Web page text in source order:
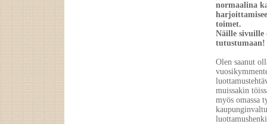
normaalina
toimet.
Näille sivuille
tutustumaan!
Olen saanut
muissakin
myös omassa